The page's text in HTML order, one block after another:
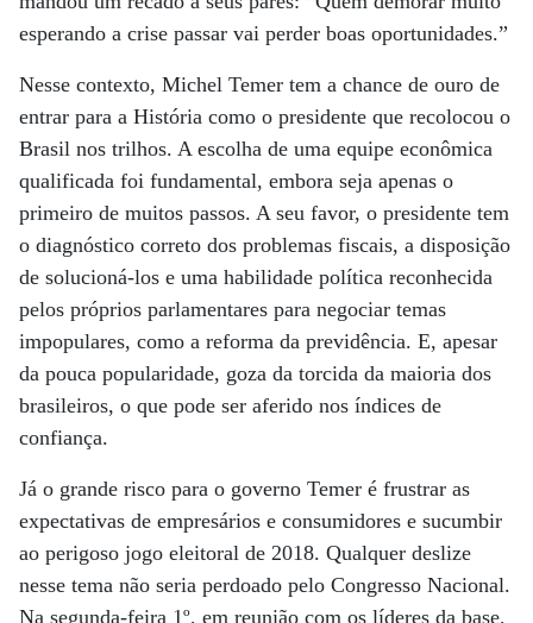
esperando a crise passar vai perder boas oportunidades.”
Nesse contexto, Michel Temer tem a chance de ouro de
entrar para a História como o presidente que recolocou o
Brasil nos trilhos. A escolha de uma equipe econômica
qualificada foi fundamental, embora seja apenas o
primeiro de muitos passos. A seu favor, o presidente tem
o diagnóstico correto dos problemas fiscais, a disposição
de solucioná-los e uma habilidade política reconhecida
pelos próprios parlamentares para negociar temas
impopulares, como a reforma da previdência. E, apesar
da pouca popularidade, goza da torcida da maioria dos
brasileiros, o que pode ser aferido nos índices de
confiança.
Já o grande risco para o governo Temer é frustrar as
expectativas de empresários e consumidores e sucumbir
ao perigoso jogo eleitoral de 2018. Qualquer deslize
nesse tema não seria perdoado pelo Congresso Nacional.
Na segunda-feira 1º, em reunião com os líderes da base,